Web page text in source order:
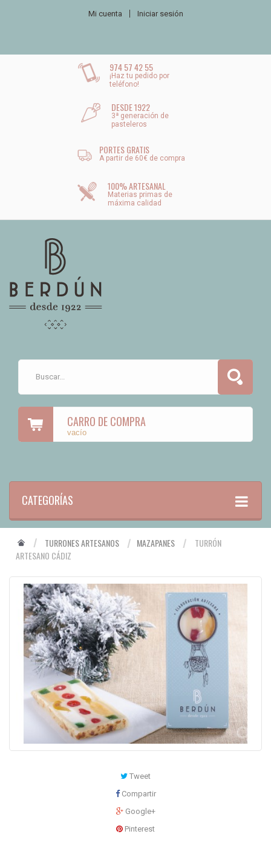
Mi cuenta Iniciar sesión
974 57 42 55
¡Haz tu pedido por
teléfono!
DESDE 1922
3ª generación de
pasteleros
PORTES GRATIS
A partir de 60€ de compra
100% ARTESANAL
Materias primas de
máxima calidad
CARRO DE COMPRA
vacío
CATEGORÍAS
TURRONES ARTESANOS MAZAPANES
TURRÓN
ARTESANO CÁDIZ
Tweet
Compartir
Google+
Pinterest